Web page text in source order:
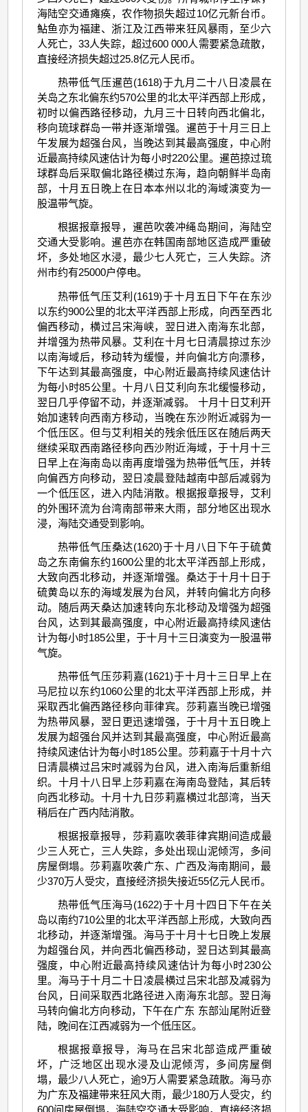
海陆空交通瘫痪，农作物损失超过10亿元新台币。
鮎鱼亦为福建、浙江及江西带来狂风暴雨，至少六
人死亡，33人失踪，超过600 000人需要紧急疏散，
直接经济损失超过25.8亿元人民币。
热带低气压暹芭(1618)于九月二十八日凌晨在
关岛之东北偏东约570公里的北太平洋西部上形成，
初时以偏西路径移动，九月三十日转向西北偏北，
移向琉球群岛一带并逐渐增强。暹芭于十月三日上
午发展为超强台风，当晚达到其最高强度，中心附
近最高持续风速估计为每小时220公里。暹芭掠过琉
球群岛后采取偏北路径横过东海，趋向朝鲜半岛南
部，十月五日晚上在日本本州以北的海域演变为一
股温带气旋。
根据报章报导，暹芭吹袭冲绳岛期间，海陆空
交通大受影响。暹芭亦在韩国南部地区造成严重破
坏，多处地区水浸，最少七人死亡，三人失踪。济
州市约有25000户停电。
热带低气压艾利(1619)于十月五日下午在东沙
以东约900公里的北太平洋西部上形成，向西至西北
偏西移动，横过吕宋海峡，翌日进入南海东北部，
并增强为热带风暴。艾利在十月七日清晨掠过东沙
以南海域后，移动转为缓慢，并向偏北方向漂移，
下午达到其最高强度，中心附近最高持续风速估计
为每小时85公里。十月八日艾利向东北缓慢移动，
翌日几乎停留不动，并逐渐减弱。 十月十日艾利开
始加速转向西南方移动，当晚在东沙附近减弱为一
个低压区。但与艾利相关的残余低压区在随后两天
继续采取西南路径移向西沙附近海域，于十月十三
日早上在海南岛以南再度增强为热带低气压，并转
向偏西方向移动，翌日凌晨登陆越南中部后减弱为
一个低压区，进入内陆消散。根据报章报导，艾利
的外围环流为台湾南部带来大雨，部分地区出现水
浸，海陆交通受到影响。
热带低气压桑达(1620)于十月八日下午于硫黄
岛之东南偏东约1600公里的北太平洋西部上形成，
大致向西北移动，并逐渐增强。桑达于十月十日于
硫黄岛以东的海域发展为台风，并转向偏北方向移
动。随后两天桑达加速转向东北移动及增强为超强
台风，达到其最高强度，中心附近最高持续风速估
计为每小时185公里，于十月十三日演变为一股温带
气旋。
热带低气压莎莉嘉(1621)于十月十三日早上在
马尼拉以东约1060公里的北太平洋西部上形成，并
采取西北偏西路径移向菲律宾。莎莉嘉当晚已增强
为热带风暴，翌日更迅速增强，于十月十五日晚上
发展为超强台风并达到其最高强度，中心附近最高
持续风速估计为每小时185公里。莎莉嘉于十月十六
日清晨横过吕宋时减弱为台风，进入南海后重新组
织。十月十八日早上莎莉嘉在海南岛登陆，其后转
向西北移动。十月十九日莎莉嘉横过北部湾，当天
稍后在广西内陆消散。
根据报章报导，莎莉嘉吹袭菲律宾期间造成最
少三人死亡，三人失踪，多处出现山泥倾泻，多间
房屋倒塌。莎莉嘉吹袭广东、广西及海南期间，最
少370万人受灾，直接经济损失接近55亿元人民币。
热带低气压海马(1622)于十月十四日下午在关
岛以南约710公里的北太平洋西部上形成，大致向西
北移动，并逐渐增强。海马于十月十七日晚上发展
为超强台风，并向西北偏西移动，翌日达到其最高
强度，中心附近最高持续风速估计为每小时230公
里。海马于十月二十日凌晨横过吕宋北部及减弱为
台风，日间采取西北路径进入南海东北部。翌日海
马转向偏北方向移动，下午在广东 东部汕尾附近登
陆，晚间在江西减弱为一个低压区。
根据报章报导，海马在吕宋北部造成严重破
坏，广泛地区出现水浸及山泥倾泻，多间房屋倒
塌，最少八人死亡，逾9万人需要紧急疏散。海马亦
为广东及福建带来狂风大雨，最少180万人受灾，约